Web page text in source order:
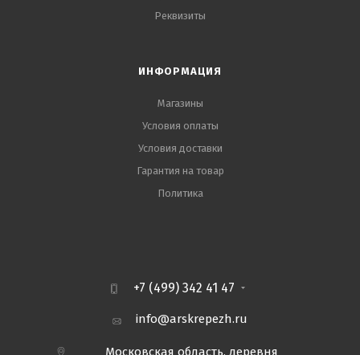
Реквизиты
ИНФОРМАЦИЯ
Магазины
Условия оплаты
Условия доставки
Гарантия на товар
Политика
+7 (499) 342 41 47
info@arskrepezh.ru
Московская область, деревня